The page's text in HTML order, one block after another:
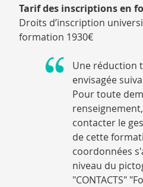
Tarif des inscriptions en
Droits d’inscription
formation 1930€
Une réduction
envisagée
Pour toute
contacter le
de cette
coordonnées
niveau du
"CONTACTS"